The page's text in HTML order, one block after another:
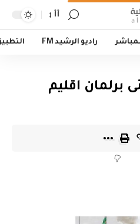
أأ
راديو الرشيد FM
برلمان اقليم